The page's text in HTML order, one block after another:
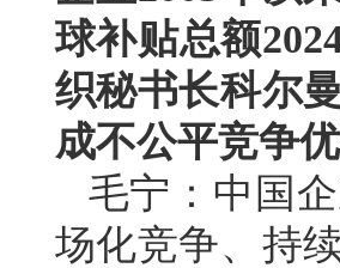
球补贴总额
织秘书长科尔
成不公平竞争
毛宁：中国
场化竞争、持